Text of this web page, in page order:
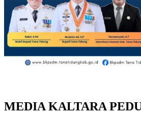
MEDIA KALTARA